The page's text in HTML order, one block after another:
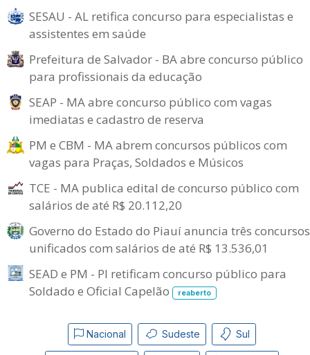
SESAU - AL retifica concurso para especialistas e
assistentes em saúde
Prefeitura de Salvador - BA abre concurso público
para profissionais da educação
SEAP - MA abre concurso público com vagas
imediatas e cadastro de reserva
PM e CBM - MA abrem concursos públicos com
vagas para Praças, Soldados e Músicos
TCE - MA publica edital de concurso público com
salários de até R$ 20.112,20
Governo do Estado do Piauí anuncia três concursos
unificados com salários de até R$ 13.536,01
SEAD e PM - PI retificam concurso público para
Soldado e Oficial Capelão
reaberto
Nacional Sudeste Sul